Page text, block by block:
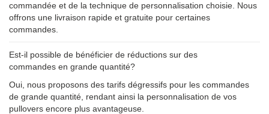
commandée et de la technique de personnalisation choisie. Nous
offrons une livraison rapide et gratuite pour certaines
commandes.
Est-il possible de bénéficier de réductions sur des
commandes en grande quantité?
Oui, nous proposons des tarifs dégressifs pour les commandes
de grande quantité, rendant ainsi la personnalisation de vos
pullovers encore plus avantageuse.